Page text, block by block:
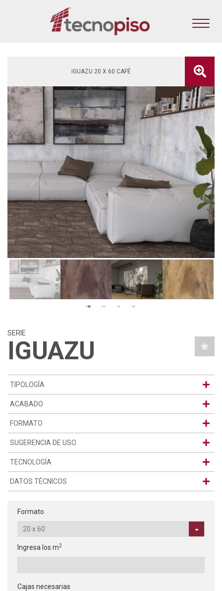
IGUAZU 20 X 60 CAFÉ
SERIE
IGUAZU
TIPOLOGÍA
ACABADO
FORMATO
SUGERENCIA DE USO
TECNOLOGÍA
DATOS TÉCNICOS
Formato
Ingresa los m2
Cajas necesarias